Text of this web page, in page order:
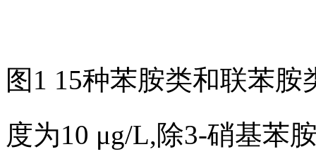
图1 15种苯胺类和联苯
度为10 μg/L,除3-硝基苯